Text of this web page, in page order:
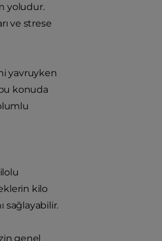
yoludur.
ve strese
yavruyken
konuda
kilo
sağlayabilir.
genel